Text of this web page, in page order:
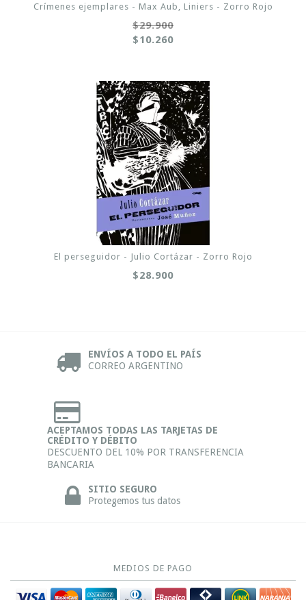
Crímenes ejemplares - Max Aub, Liniers - Zorro Rojo
$29.900
$10.260
El perseguidor - Julio Cortázar - Zorro Rojo
$28.900
ENVÍOS A TODO EL PAÍS
CORREO ARGENTINO
ACEPTAMOS TODAS LAS TARJETAS DE
CRÉDITO Y DÉBITO
DESCUENTO DEL 10% POR TRANSFERENCIA
BANCARIA
SITIO SEGURO
Protegemos tus datos
MEDIOS DE PAGO